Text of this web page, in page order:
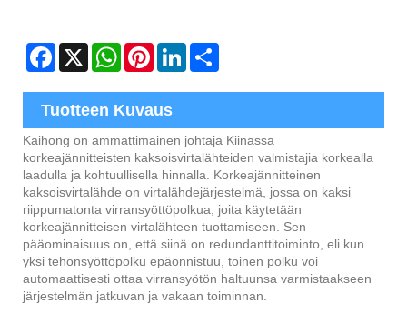
Facebook
X WhatsAppPinterestLinkedIn
Tuotteen Kuvaus
Kaihong on ammattimainen johtaja Kiinassa
korkeajännitteisten kaksoisvirtalähteiden valmistajia korkealla
laadulla ja kohtuullisella hinnalla. Korkeajännitteinen
kaksoisvirtalähde on virtalähdejärjestelmä, jossa on kaksi
riippumatonta virransyöttöpolkua, joita käytetään
korkeajännitteisen virtalähteen tuottamiseen. Sen
pääominaisuus on, että siinä on redundanttitoiminto, eli kun
yksi tehonsyöttöpolku epäonnistuu, toinen polku voi
automaattisesti ottaa virransyötön haltuunsa varmistaakseen
järjestelmän jatkuvan ja vakaan toiminnan.